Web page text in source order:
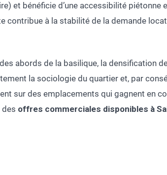
et bénéficie d’une accessibilité piétonne
contribue à la stabilité de la demande
abords de la basilique, la densification
la sociologie du quartier et, par
sur des emplacements qui gagnent en
des offres commerciales disponibles à